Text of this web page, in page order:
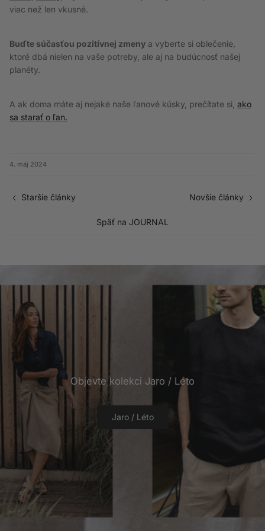
viac než len vkusné.
Buďte súčasťou pozitívnej zmeny a vyberte si oblečenie,
ktoré dbá nielen na vaše potreby, ale aj na budúcnosť našej
planéty.
A ak doma máte aj nejaké naše ľanové kúsky, prečítate si, ako
sa starať o ľan.
4. máj 2024
Staršie články
Späť na JOURNAL
Novšie články
Objevte kolekci Jaro / Léto
Jaro / Léto